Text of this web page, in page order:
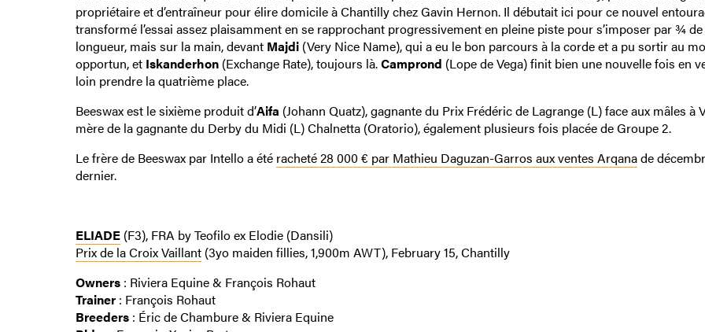
propriétaire et d’entraîneur pour élire domicile à Chantilly chez Gavin Hernon. Il débutait ici pour ce nouvel
transformé l’essai assez plaisamment en se rapprochant progressivement en pleine piste pour s’imposer par ¾ de
longueur, mais sur la main, devant Majdi(Very Nice Name), qui a eu le bon parcours à la corde et a pu sortir au
opportun, et Iskanderhon(Exchange Rate), toujours là.Camprond (Lope de Vega) finit bien une nouvelle fois en
loin prendre la quatrième place.
Beeswax est le sixième produit d’Aifa (Johann Quatz), gagnante du Prix Frédéric de Lagrange (L) face aux mâles à
mère de la gagnante du Derby du Midi (L) Chalnetta (Oratorio), également plusieurs fois placée de Groupe 2.
Le frère de Beeswax par Intello a été racheté 28 000 € par Mathieu Daguzan-Garros aux ventes Arqanade
dernier.
ELIADE(F3), FRA by Teofilo ex Elodie (Dansili)
Prix de la Croix Vaillant(3yo maiden fillies, 1,900m AWT), February 15, Chantilly
Owners: Riviera Equine & François Rohaut
Trainer: François Rohaut
Breeders: Éric de Chambure & Riviera Equine